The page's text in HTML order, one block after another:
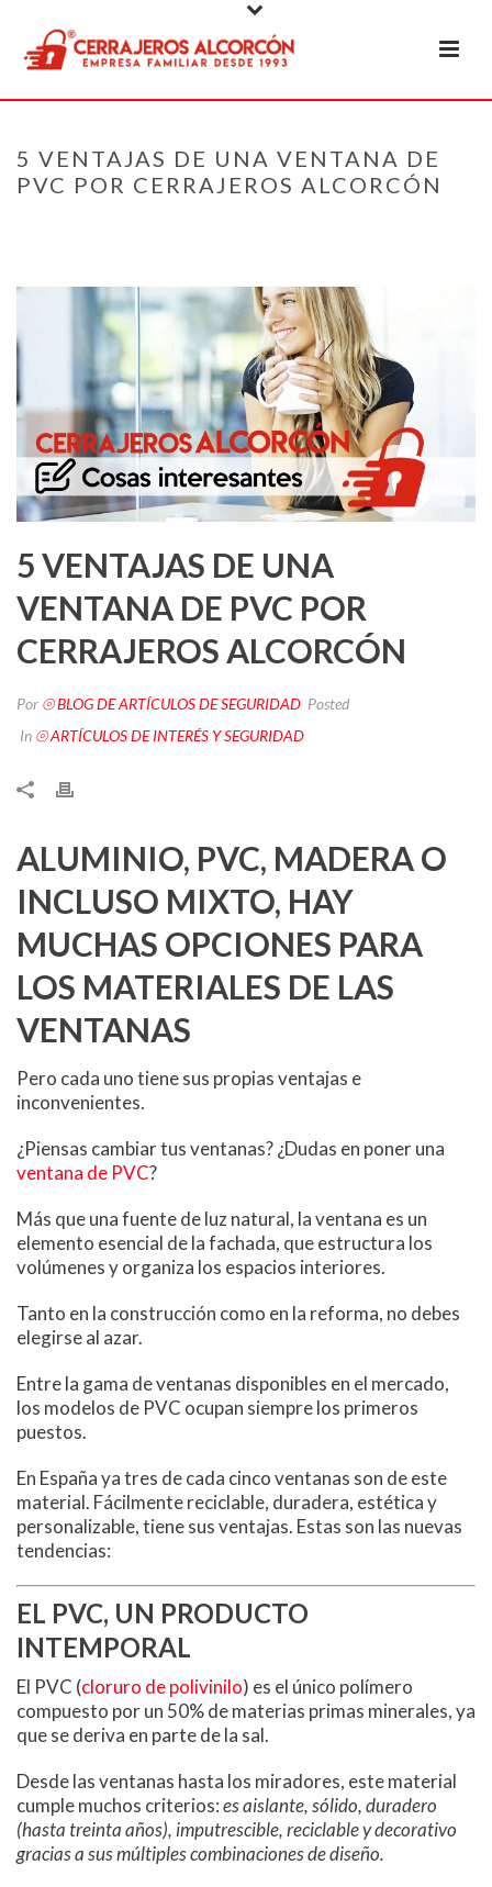
5 VENTAJAS DE UNA VENTANA DE
PVC POR CERRAJEROS ALCORCÓN
5 VENTAJAS DE UNA
VENTANA DE PVC POR
CERRAJEROS ALCORCÓN
Por ⦾ BLOG DE ARTÍCULOS DE SEGURIDAD Posted
In ⦾ ARTÍCULOS DE INTERÉS Y SEGURIDAD
ALUMINIO, PVC, MADERA O
INCLUSO MIXTO, HAY
MUCHAS OPCIONES PARA
LOS MATERIALES DE LAS
VENTANAS
Pero cada uno tiene sus propias ventajas e
inconvenientes.
¿Piensas cambiar tus ventanas? ¿Dudas en poner una
ventana de PVC?
Más que una fuente de luz natural, la ventana es un
elemento esencial de la fachada, que estructura los
volúmenes y organiza los espacios interiores.
Tanto en la construcción como en la reforma, no debes
elegirse al azar.
Entre la gama de ventanas disponibles en el mercado,
los modelos de PVC ocupan siempre los primeros
puestos.
En España ya tres de cada cinco ventanas son de este
material. Fácilmente reciclable, duradera, estética y
personalizable, tiene sus ventajas. Estas son las nuevas
tendencias:
EL PVC, UN PRODUCTO
INTEMPORAL
El PVC (cloruro de polivinilo) es el único polímero
compuesto por un 50% de materias primas minerales, ya
que se deriva en parte de la sal.
Desde las ventanas hasta los miradores, este material
cumple muchos criterios:es aislante, sólido, duradero
(hasta treinta años), imputrescible, reciclable y decorativo
gracias a sus múltiples combinaciones de diseño.